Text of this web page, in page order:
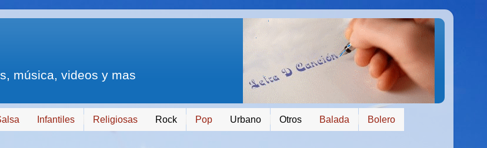
música, videos y mas
Infantiles Religiosas Rock Pop Urbano Otros Balada Bolero